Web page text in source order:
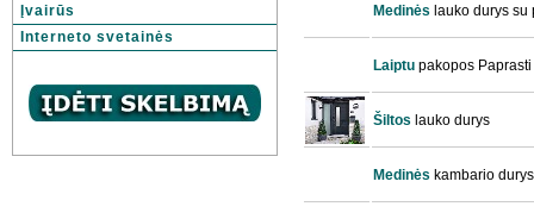
Įvairūs
Interneto svetainės
Medinės lauko durys su
Laiptu pakopos
Šiltos lauko durys
Medinės kambario durys